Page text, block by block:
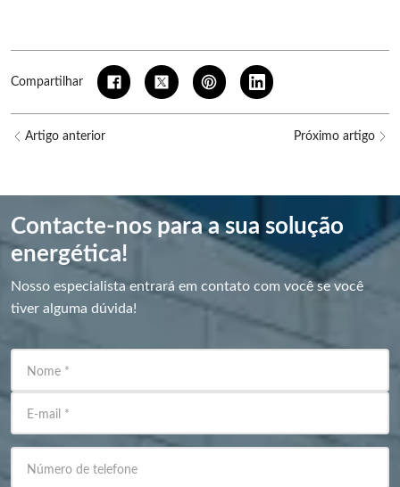
Compartilhar
Artigo anterior Próximo artigo
Contacte-nos para a sua solução
energética!
Nosso especialista entrará em contato com você se você
tiver alguma dúvida!
Nome *
E-mail *
Número de telefone